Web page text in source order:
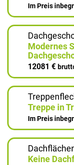
Im Preis
Modernes
12081 €
Treppe in
Im Preis
Keine